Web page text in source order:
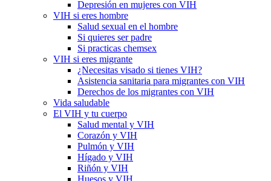
Depresión en mujeres con VIH
VIH si eres hombre
Salud sexual en el hombre
Si quieres ser padre
Si practicas chemsex
VIH si eres migrante
¿Necesitas visado si tienes VIH?
Asistencia sanitaria para migrantes con VIH
Derechos de los migrantes con VIH
Vida saludable
El VIH y tu cuerpo
Salud mental y VIH
Corazón y VIH
Pulmón y VIH
Hígado y VIH
Riñón y VIH
Huesos y VIH